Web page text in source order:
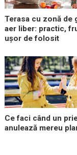
Terasa cu zonă de
aer liber: practic,
ușor de folosit
Ce faci când un
anulează mereu